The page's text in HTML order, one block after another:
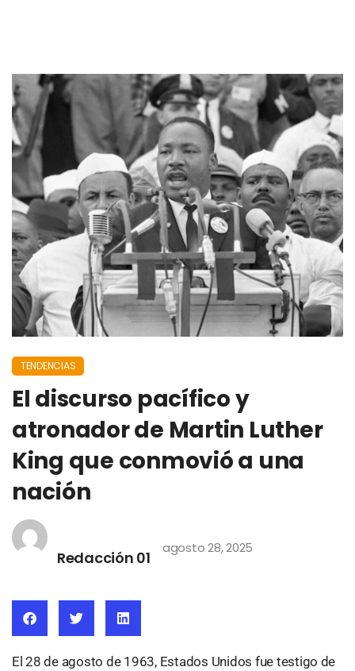
TENDENCIAS
El discurso pacífico y
atronador de Martin Luther
King que conmovió a una
nación
Redacción 01
agosto 28, 2025
El 28 de agosto de 1963, Estados Unidos fue testigo de